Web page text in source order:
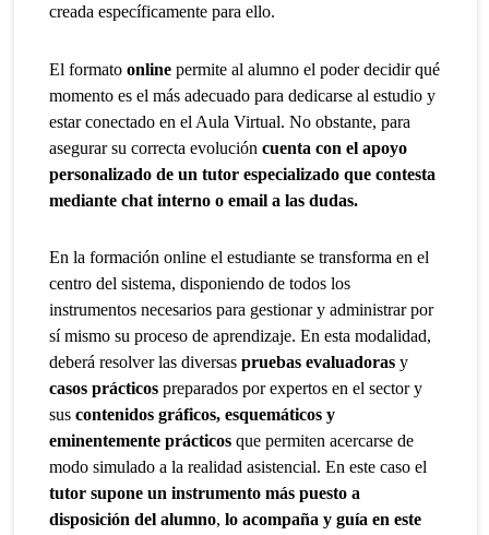
creada específicamente para ello.
El formato online permite al alumno el poder decidir qué
momento es el más adecuado para dedicarse al estudio y
estar conectado en el Aula Virtual. No obstante, para
asegurar su correcta evolución cuenta con el apoyo
personalizado de un tutor especializado que contesta
mediante chat interno o email a las dudas.
En la formación online el estudiante se transforma en el
centro del sistema, disponiendo de todos los
instrumentos necesarios para gestionar y administrar por
sí mismo su proceso de aprendizaje. En esta modalidad,
deberá resolver las diversaspruebas evaluadoras y
casos prácticospreparados por expertos en el sector y
suscontenidos gráficos, esquemáticos y
eminentemente prácticos que permiten acercarse de
modo simulado a la realidad asistencial. En este caso el
tutor supone un instrumento más puesto a
disposición del alumno,lo acompaña y guía en este